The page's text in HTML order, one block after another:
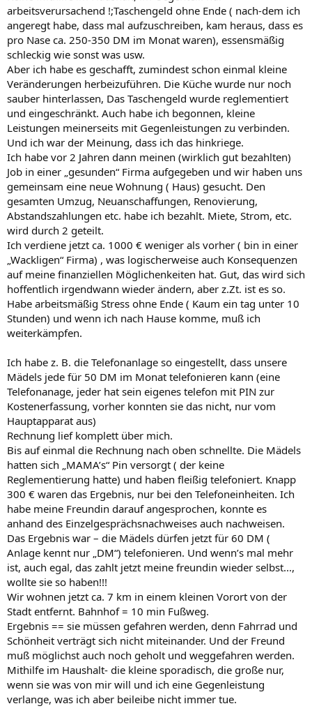
arbeitsverursachend !;Taschengeld ohne Ende ( nach-dem ich
angeregt habe, dass mal aufzuschreiben, kam heraus, dass es
pro Nase ca. 250-350 DM im Monat waren), essensmäßig
schleckig wie sonst was usw.
Aber ich habe es geschafft, zumindest schon einmal kleine
Veränderungen herbeizuführen. Die Küche wurde nur noch
sauber hinterlassen, Das Taschengeld wurde reglementiert
und eingeschränkt. Auch habe ich begonnen, kleine
Leistungen meinerseits mit Gegenleistungen zu verbinden.
Und ich war der Meinung, dass ich das hinkriege.
Ich habe vor 2 Jahren dann meinen (wirklich gut bezahlten)
Job in einer „gesunden“ Firma aufgegeben und wir haben uns
gemeinsam eine neue Wohnung ( Haus) gesucht. Den
gesamten Umzug, Neuanschaffungen, Renovierung,
Abstandszahlungen etc. habe ich bezahlt. Miete, Strom, etc.
wird durch 2 geteilt.
Ich verdiene jetzt ca. 1000 € weniger als vorher ( bin in einer
„Wackligen“ Firma) , was logischerweise auch Konsequenzen
auf meine finanziellen Möglichenkeiten hat. Gut, das wird sich
hoffentlich irgendwann wieder ändern, aber z.Zt. ist es so.
Habe arbeitsmäßig Stress ohne Ende ( Kaum ein tag unter 10
Stunden) und wenn ich nach Hause komme, muß ich
weiterkämpfen.
Ich habe z. B. die Telefonanlage so eingestellt, dass unsere
Mädels jede für 50 DM im Monat telefonieren kann (eine
Telefonanage, jeder hat sein eigenes telefon mit PIN zur
Kostenerfassung, vorher konnten sie das nicht, nur vom
Hauptapparat aus)
Rechnung lief komplett über mich.
Bis auf einmal die Rechnung nach oben schnellte. Die Mädels
hatten sich „MAMA’s“ Pin versorgt ( der keine
Reglementierung hatte) und haben fleißig telefoniert. Knapp
300 € waren das Ergebnis, nur bei den Telefoneinheiten. Ich
habe meine Freundin darauf angesprochen, konnte es
anhand des Einzelgesprächsnachweises auch nachweisen.
Das Ergebnis war – die Mädels dürfen jetzt für 60 DM (
Anlage kennt nur „DM“) telefonieren. Und wenn’s mal mehr
ist, auch egal, das zahlt jetzt meine freundin wieder selbst...,
wollte sie so haben!!!
Wir wohnen jetzt ca. 7 km in einem kleinen Vorort von der
Stadt entfernt. Bahnhof = 10 min Fußweg.
Ergebnis == sie müssen gefahren werden, denn Fahrrad und
Schönheit verträgt sich nicht miteinander. Und der Freund
muß möglichst auch noch geholt und weggefahren werden.
Mithilfe im Haushalt- die kleine sporadisch, die große nur,
wenn sie was von mir will und ich eine Gegenleistung
verlange, was ich aber beileibe nicht immer tue.